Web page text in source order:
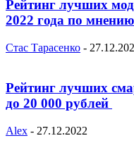
Рейтинг лучших
2022 года по
Стас Тарасенко -
Рейтинг лучших
до 20 000 рублей
Alex - 27.12.2022